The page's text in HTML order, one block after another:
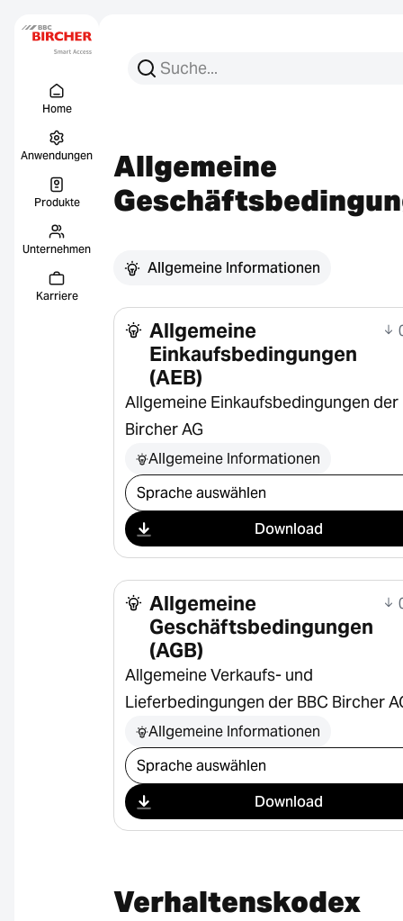
Home
Anwendungen
Produkte
Unternehmen
Karriere
Suchen Sie nach:
Suche
Allgemeine
Allgemeine Informationen
Allgemeine
Einkaufsbedingungen
(AEB)
Allgemeine Einkaufsbedingungen der
Bircher AG
Allgemeine Informationen
Download auswählen
Download
Allgemeine
Geschäftsbedingungen
(AGB)
Allgemeine Verkaufs- und
Lieferbedingungen der BBC Bircher
Allgemeine Informationen
Download auswählen
Download
Verhaltenskodex